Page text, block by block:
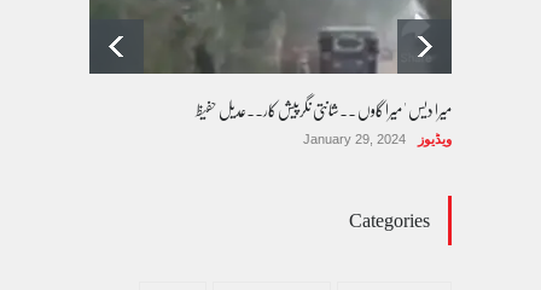
میرا دیس ' میرا گاوں ۔۔شانتی نگرپیش کار۔۔عدیل حفیظ
ویڈیوز January 29, 2024
Categories